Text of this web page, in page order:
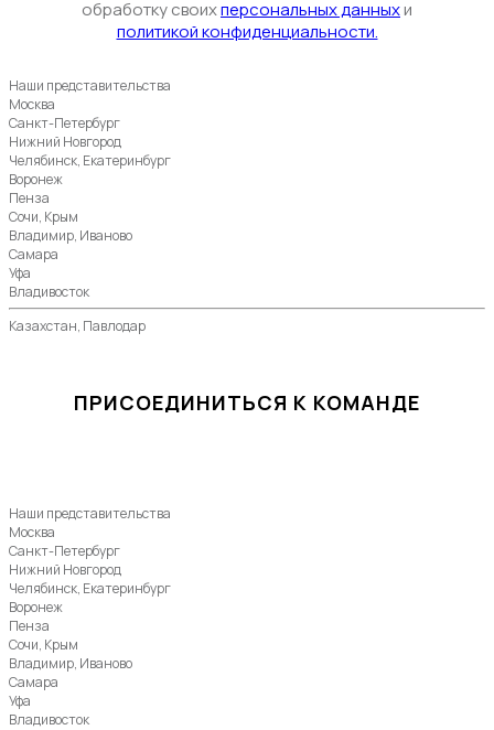
обработку своихперсональных данныхи
политикой конфиденциальности.
Наши представительства
Москва
Санкт-Петербург
Нижний Новгород
Челябинск, Екатеринбург
Воронеж
Пенза
Сочи, Крым
Владимир, Иваново
Самара
Уфа
Владивосток
Казахстан, Павлодар
ПРИСОЕДИНИТЬСЯ К КОМАНДЕ
Наши представительства
Москва
Санкт-Петербург
Нижний Новгород
Челябинск, Екатеринбург
Воронеж
Пенза
Сочи, Крым
Владимир, Иваново
Самара
Уфа
Владивосток